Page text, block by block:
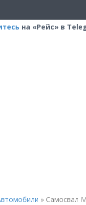
на «Рейс» в
» Самосвал